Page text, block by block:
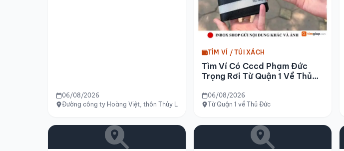
06/08/2026
Đường công ty Hoàng Việt, thôn Thủy Lập, xã Quảng Lợi, huyện Quảng Điền, tỉnh Thừa Thiên Huế
TÌM VÍ / TÚI XÁCH
Tìm Ví Có Cccd Phạm Đức
Trọng Rơi Từ Quận 1 Về Thủ
06/08/2026
Từ Quận 1 về Thủ Đức